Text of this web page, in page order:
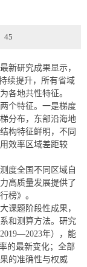
45
新研究成果显示，
续提升，所有省域
各地共性特征。
个特征。一是梯度
分布，东部沿海地
构特征鲜明，不同
效率区域差距较
度全国不同区域自
高质量发展提供了
榜》。
课题阶段性成果，
和测算方法。研究
年），能
的最新变化；全部
的准确性与权威